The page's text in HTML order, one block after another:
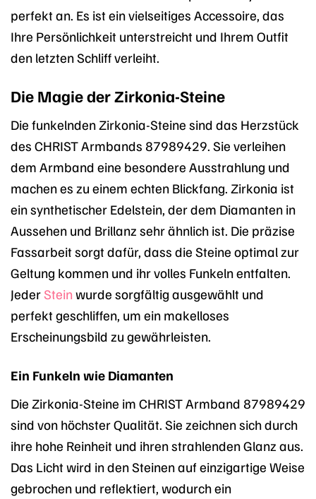
perfekt an. Es ist ein vielseitiges Accessoire, das
Ihre Persönlichkeit unterstreicht und Ihrem Outfit
den letzten Schliff verleiht.
Die Magie der Zirkonia-Steine
Die funkelnden Zirkonia-Steine sind das Herzstück
des CHRIST Armbands 87989429. Sie verleihen
dem Armband eine besondere Ausstrahlung und
machen es zu einem echten Blickfang. Zirkonia ist
ein synthetischer Edelstein, der dem Diamanten in
Aussehen und Brillanz sehr ähnlich ist. Die präzise
Fassarbeit sorgt dafür, dass die Steine optimal zur
Geltung kommen und ihr volles Funkeln entfalten.
JederStein wurde sorgfältig ausgewählt und
perfekt geschliffen, um ein makelloses
Erscheinungsbild zu gewährleisten.
Ein Funkeln wie Diamanten
Die Zirkonia-Steine im CHRIST Armband 87989429
sind von höchster Qualität. Sie zeichnen sich durch
ihre hohe Reinheit und ihren strahlenden Glanz aus.
Das Licht wird in den Steinen auf einzigartige Weise
gebrochen und reflektiert, wodurch ein